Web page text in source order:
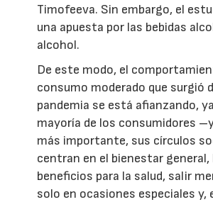
Timofeeva. Sin embargo, el
una apuesta por las bebidas
alcohol.
De este modo, el
consumo moderado que surgió
pandemia se está afianzando,
mayoría de los consumidores
más importante, sus círculos
centran en el bienestar general,
beneficios para la salud, salir
solo en ocasiones especiales y,